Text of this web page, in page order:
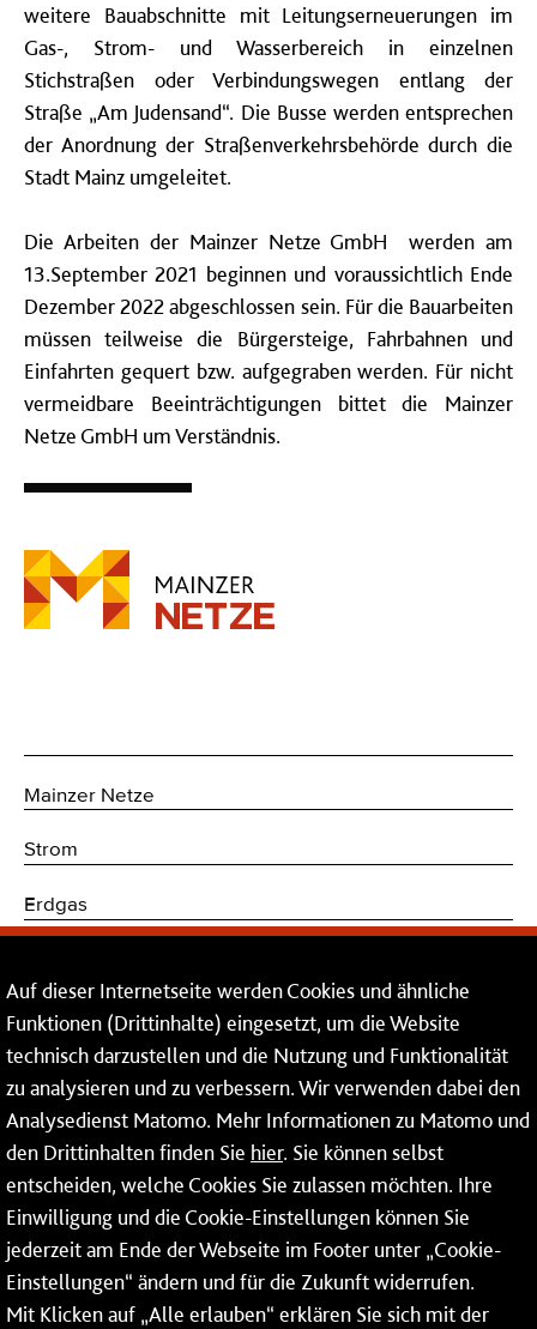
weitere Bauabschnitte mit Leitungserneuerungen im
Gas-, Strom- und Wasserbereich in einzelnen
Stichstraßen oder Verbindungswegen entlang der
Straße „Am Judensand“. Die Busse werden entsprechen
der Anordnung der Straßenverkehrsbehörde durch die
Stadt Mainz umgeleitet.
Die Arbeiten der Mainzer Netze GmbH werden am
13.September 2021 beginnen und voraussichtlich Ende
Dezember 2022 abgeschlossen sein. Für die Bauarbeiten
müssen teilweise die Bürgersteige, Fahrbahnen und
Einfahrten gequert bzw. aufgegraben werden. Für nicht
vermeidbare Beeinträchtigungen bittet die Mainzer
Netze GmbH um Verständnis.
Mainzer Netze
Strom
Erdgas
Kommunikations- und Sicherheitstechnik
Service
Mainzer Netze GmbH
Rheinallee 41
55118 Mainz
Tel.:06131 - 12 74 74
Auf dieser Internetseite werden Cookies und ähnliche
Funktionen (Drittinhalte) eingesetzt, um die Website
technisch darzustellen und die Nutzung und Funktionalität
zu analysieren und zu verbessern. Wir verwenden dabei den
Analysedienst Matomo. Mehr Informationen zu Matomo und
den Drittinhalten finden Sie hier. Sie können selbst
entscheiden, welche Cookies Sie zulassen möchten. Ihre
Einwilligung und die Cookie-Einstellungen können Sie
jederzeit am Ende der Webseite im Footer unter „Cookie-
Einstellungen“ ändern und für die Zukunft widerrufen.
Mit Klicken auf „Alle erlauben“ erklären Sie sich mit der